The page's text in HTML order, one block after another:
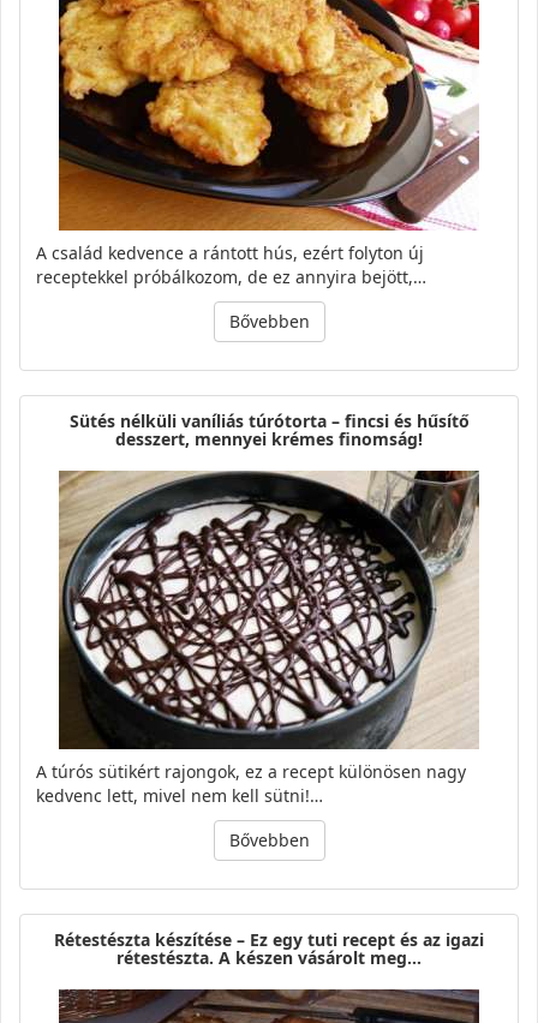
A család kedvence a rántott hús, ezért folyton új
receptekkel próbálkozom, de ez annyira bejött,…
Bővebben
Sütés nélküli vaníliás túrótorta – fincsi és hűsítő
desszert, mennyei krémes finomság!
A túrós sütikért rajongok, ez a recept különösen nagy
kedvenc lett, mivel nem kell sütni!…
Bővebben
Rétestészta készítése – Ez egy tuti recept és az igazi
rétestészta. A készen vásárolt meg…